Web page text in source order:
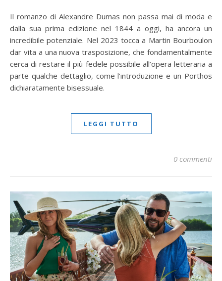
Il romanzo di Alexandre Dumas non passa mai di moda e
dalla sua prima edizione nel 1844 a oggi, ha ancora un
incredibile potenziale. Nel 2023 tocca a Martin Bourboulon
dar vita a una nuova trasposizione, che fondamentalmente
cerca di restare il più fedele possibile all’opera letteraria a
parte qualche dettaglio, come l’introduzione e un Porthos
dichiaratamente bisessuale.
LEGGI TUTTO
0 commenti